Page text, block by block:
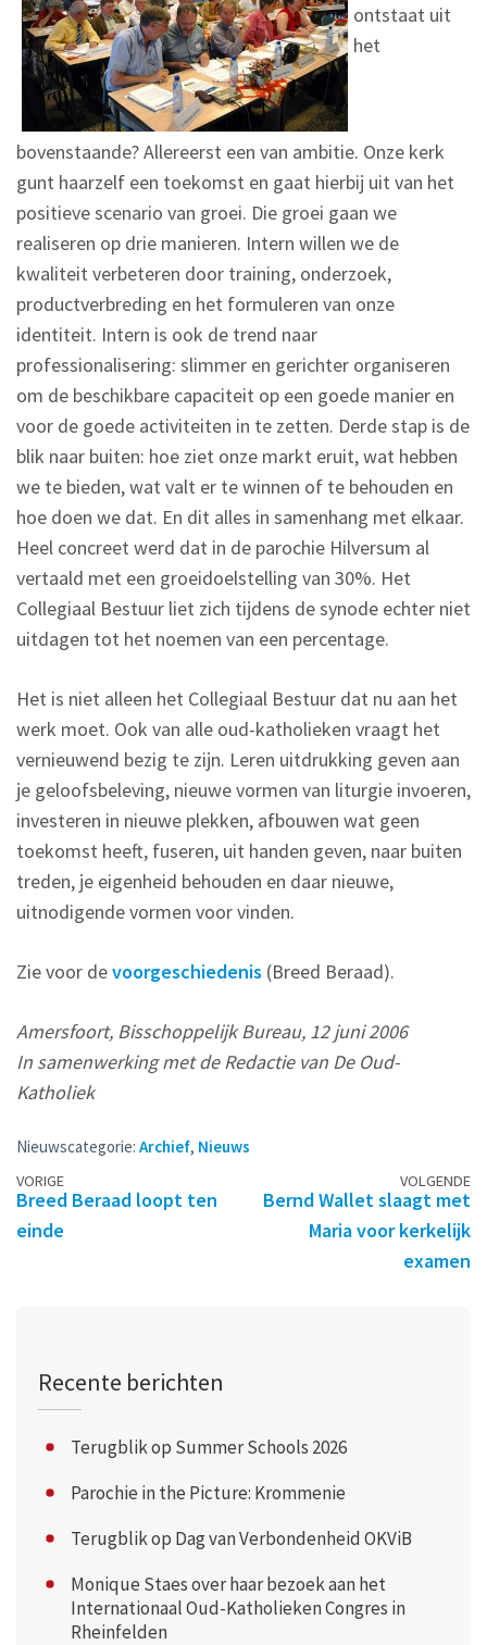
ontstaat uit
het
bovenstaande? Allereerst een van ambitie. Onze kerk
gunt haarzelf een toekomst en gaat hierbij uit van het
positieve scenario van groei. Die groei gaan we
realiseren op drie manieren. Intern willen we de
kwaliteit verbeteren door training, onderzoek,
productverbreding en het formuleren van onze
identiteit. Intern is ook de trend naar
professionalisering: slimmer en gerichter organiseren
om de beschikbare capaciteit op een goede manier en
voor de goede activiteiten in te zetten. Derde stap is de
blik naar buiten: hoe ziet onze markt eruit, wat hebben
we te bieden, wat valt er te winnen of te behouden en
hoe doen we dat. En dit alles in samenhang met elkaar.
Heel concreet werd dat in de parochie Hilversum al
vertaald met een groeidoelstelling van 30%. Het
Collegiaal Bestuur liet zich tijdens de synode echter niet
uitdagen tot het noemen van een percentage.
Het is niet alleen het Collegiaal Bestuur dat nu aan het
werk moet. Ook van alle oud-katholieken vraagt het
vernieuwend bezig te zijn. Leren uitdrukking geven aan
je geloofsbeleving, nieuwe vormen van liturgie invoeren,
investeren in nieuwe plekken, afbouwen wat geen
toekomst heeft, fuseren, uit handen geven, naar buiten
treden, je eigenheid behouden en daar nieuwe,
uitnodigende vormen voor vinden.
Zie voor devoorgeschiedenis (Breed Beraad).
Amersfoort, Bisschoppelijk Bureau, 12 juni 2006
In samenwerking met de Redactie van De Oud-
Katholiek
Nieuwscategorie: Archief, Nieuws
Berichtennavigatie
VORIGE
Breed Beraad loopt ten
einde
VOLGENDE
Bernd Wallet slaagt met
Maria voor kerkelijk
examen
Recente berichten
Terugblik op Summer Schools 2026
Parochie in the Picture: Krommenie
Terugblik op Dag van Verbondenheid OKViB
Monique Staes over haar bezoek aan het
Internationaal Oud-Katholieken Congres in
Rheinfelden